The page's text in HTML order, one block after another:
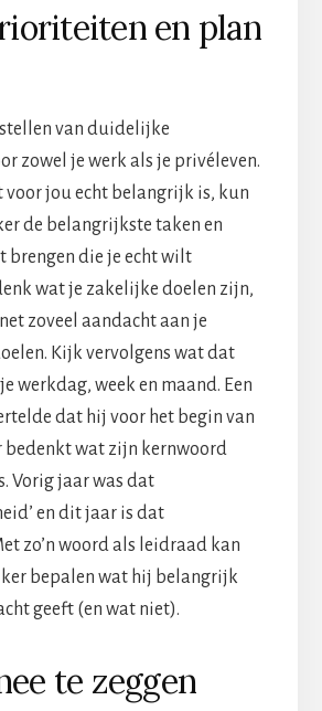
en plan
van duidelijke
zowel je werk als je privéleven.
voor jou echt belangrijk is, kun
de belangrijkste taken en
brengen die je echt wilt
wat je zakelijke doelen zijn,
zoveel aandacht aan je
Kijk vervolgens wat dat
werkdag, week en maand. Een
dat hij voor het begin van
bedenkt wat zijn kernwoord
Vorig jaar was dat
en dit jaar is dat
zo’n woord als leidraad kan
bepalen wat hij belangrijk
geeft (en wat niet).
te zeggen